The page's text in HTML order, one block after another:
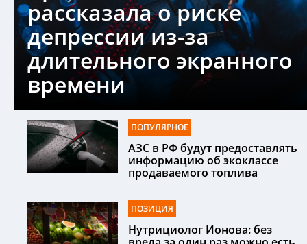
рассказала о риске
депрессии из-за
длительного экранного
времени
ПОПУЛЯРНОЕ
АЗС в РФ будут предоставлять
информацию об экоклассе
продаваемого топлива
ПОЗИЦИЯ
Нутрициолог Ионова: без